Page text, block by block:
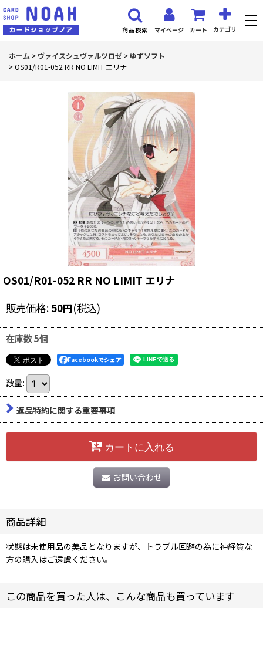
マイページ カート カテゴリ
商品検索
ホーム > ヴァイスシュヴァルツロゼ > ゆずソフト
>OS01/R01-052 RR NO LIMIT エリナ
OS01/R01-052 RR NO LIMIT エリナ
販売価格: 50円(税込)
在庫数 5個
Facebookでシェア
数量:
返品特約に関する重要事項
カートに入れる
お問い合わせ
商品詳細
状態は未使用品の美品となりますが、トラブル回避の為に神経質な
方の購入はご遠慮ください。
この商品を買った人は、こんな商品も買っています